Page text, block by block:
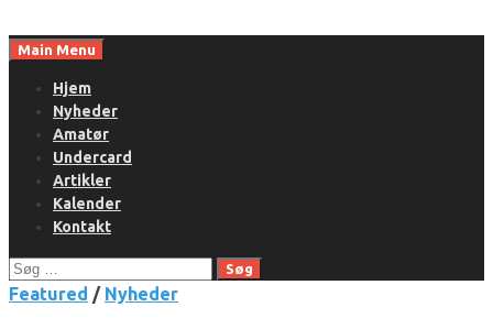
toMain Menu
Hjem
Nyheder
Amatør
Undercard
Artikler
Kalender
Kontakt
Søg
efter:
Featured / Nyheder